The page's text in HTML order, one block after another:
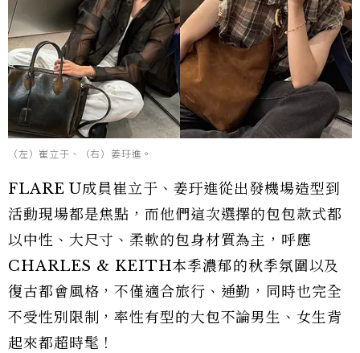
（左）崔立于、（右）姜玗進。
FLARE U成員崔立于、姜玗進從出發機場造型到
活動現場都是焦點，而他們這次選擇的包包款式都
以中性、大尺寸、柔軟的包身材質為主，呼應
CHARLES & KEITH本季濃郁的秋季氛圍以及
復古都會風格，不僅適合旅行、通勤，同時也完全
不受性別限制，率性有型的大包不論男生、女生背
起來都超時髦！